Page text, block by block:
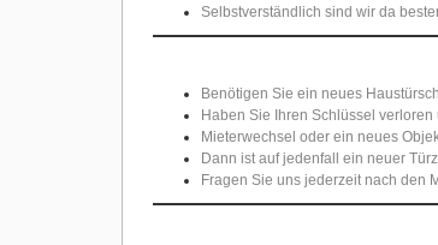
Selbstverständlich sind wir da
Benötigen Sie ein neues
Haben Sie Ihren Schlüssel
Mieterwechsel oder ein neues
Dann ist auf jedenfall ein neuer
Fragen Sie uns jederzeit nach den